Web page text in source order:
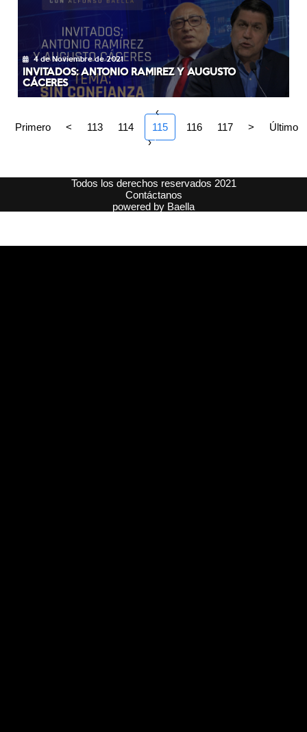
4 de Noviembre de 2021
INVITADOS: ANTONIO RAMIREZ Y AUGUSTO
CÁCERES
‹
Primero
< 113 114 115 116 117 >
Último
›
Todos los derechos reservados 2021
Contáctanos
powered by Baella